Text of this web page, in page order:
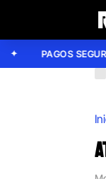
PAGOS SEGUROS